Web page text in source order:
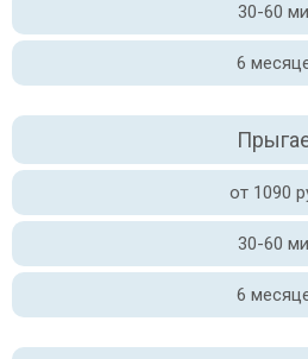
30-60
6
от 1090
30-60
6